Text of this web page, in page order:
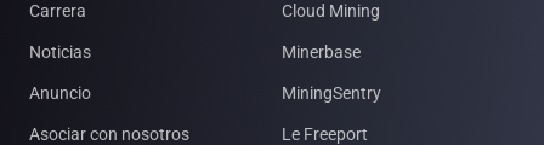
Carrera
Noticias
Anuncio
Asociar con nosotros
Cloud Mining
Minerbase
MiningSentry
Le Freeport